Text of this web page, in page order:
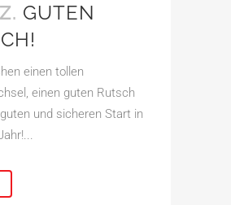
GUTEN
einen tollen
einen guten Rutsch
und sicheren Start in